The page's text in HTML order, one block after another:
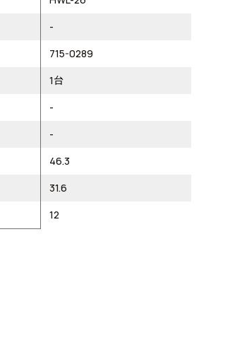
-
715-0289
1台
-
-
46.3
31.6
12